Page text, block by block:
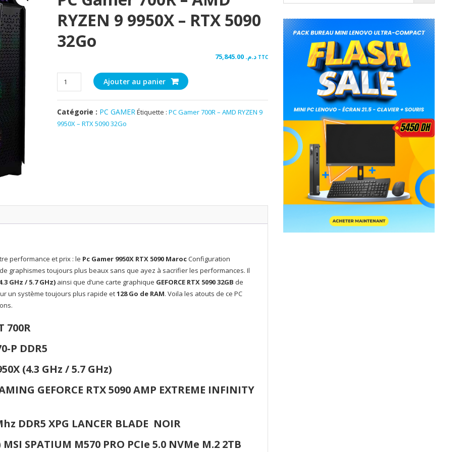
RYZEN 9 9950X – RTX 5090
32Go
د.م. TTC
quantité
de
PC
Gamer
700R
RTX
Ajouter au panier
Catégorie : PC GAMERÉtiquette :PC Gamer 700R – AMD RYZEN 9
9950X – RTX 5090 32Go
performance et prix : le Pc Gamer 9950X RTX 5090 MarocConfiguration
graphismes toujours plus beaux sans que ayez à sacrifier les performances. Il
GHz / 5.7 GHz) ainsi que d’une carte graphique GEFORCE RTX 5090 32GB de
un système toujours plus rapide et128 Go de RAM. Voila les atouts de ce PC
700R
P DDR5
(4.3 GHz / 5.7 GHz)
GEFORCE RTX 5090 AMP EXTREME INFINITY
DDR5 XPG LANCER BLADE NOIR
MSI SPATIUM M570 PRO PCIe 5.0 NVMe M.2 2TB